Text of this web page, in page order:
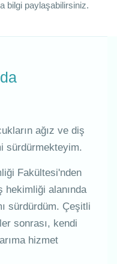
bilgi paylaşabilirsiniz.
ağız ve diş
sürdürmekteyim.
Fakültesi'nden
alanında
sürdürdüm. Çeşitli
sonrası, kendi
hizmet